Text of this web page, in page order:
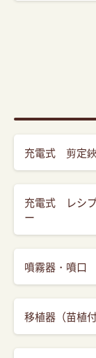
充電式 剪定鋏
充電式 レシ
ー
噴霧器・噴口
移植器（苗植付